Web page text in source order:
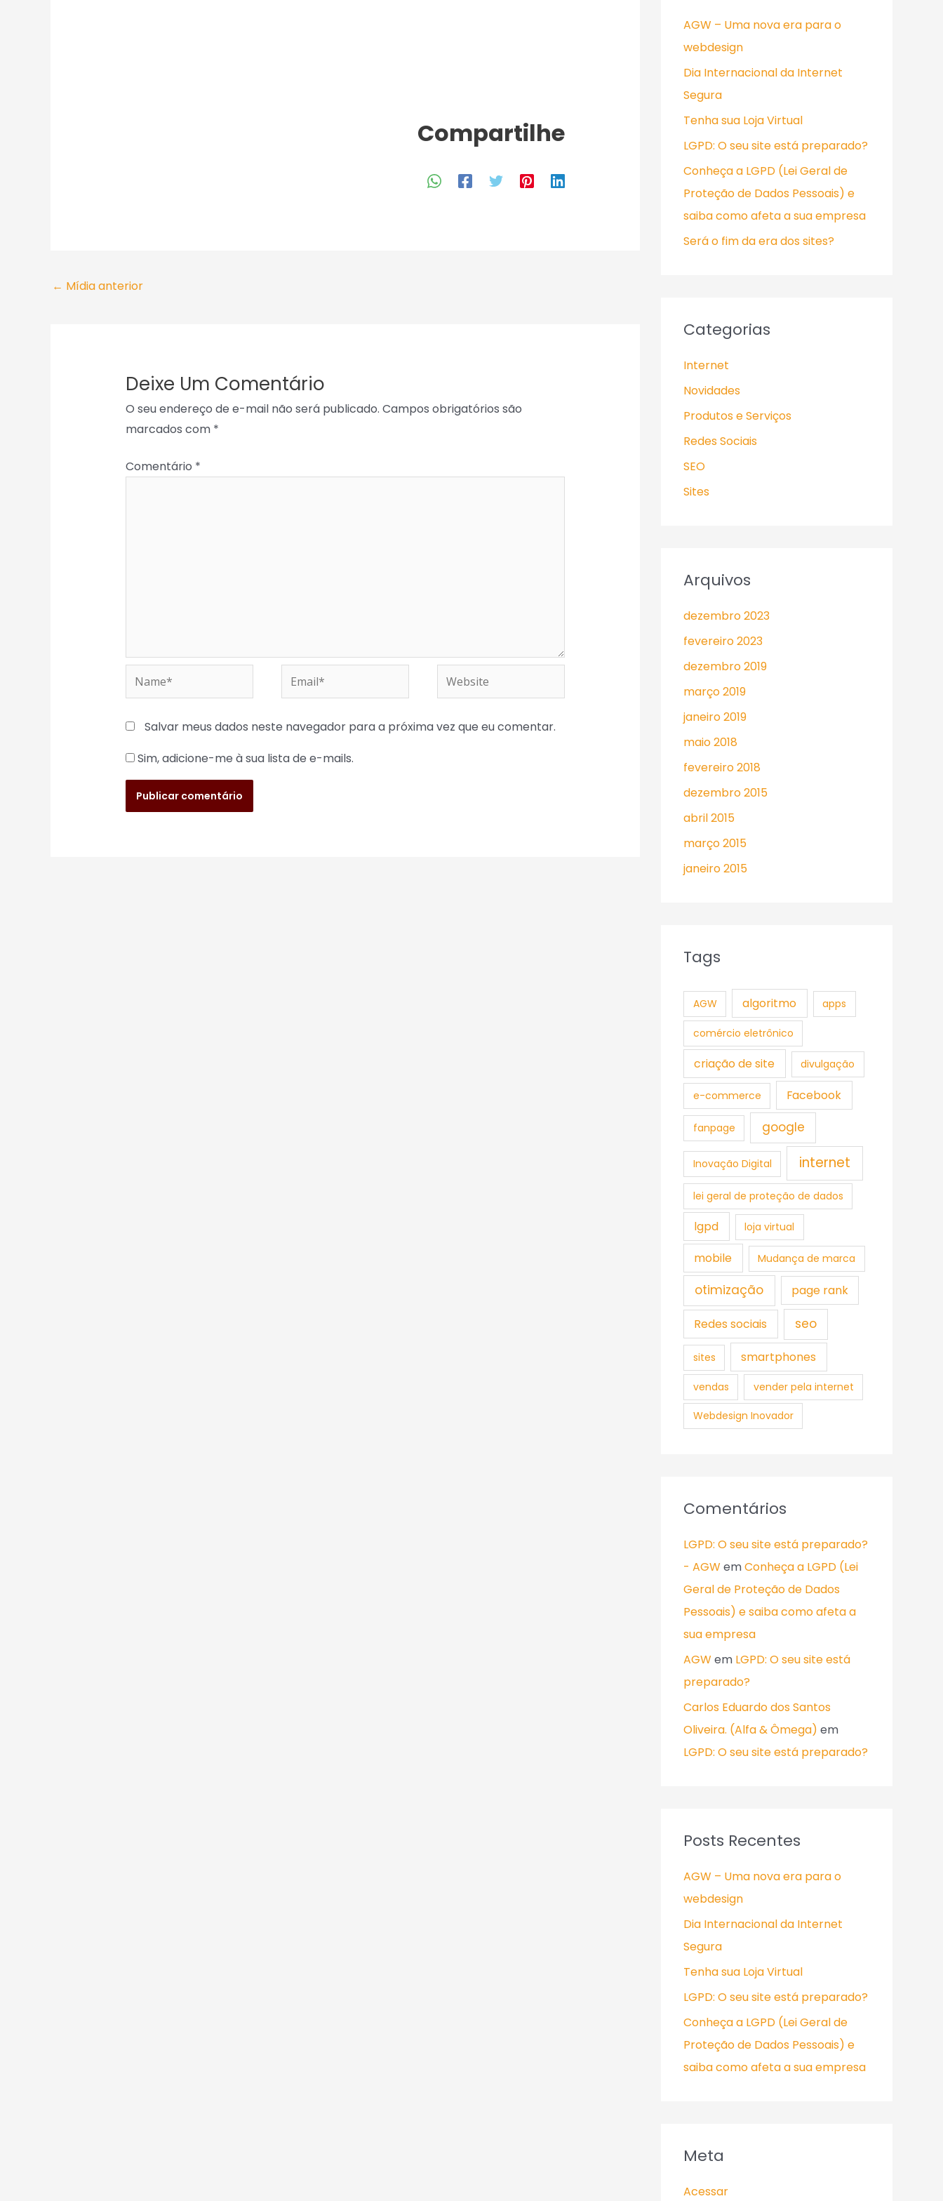
Compartilhe
← Mídia anterior
Deixe Um Comentário
O seu endereço de e-mail não será publicado. Campos obrigatórios são
marcados com *
Comentário *
Name* Email* Website
Salvar meus dados neste navegador para a próxima vez que eu comentar.
Sim, adicione-me à sua lista de e-mails.
s
a
r
p
o
r
:
AGW – Uma nova era para o
webdesign
Dia Internacional da Internet
Segura
Tenha sua Loja Virtual
LGPD: O seu site está preparado?
Conheça a LGPD (Lei Geral de
Proteção de Dados Pessoais) e
saiba como afeta a sua empresa
Será o fim da era dos sites?
Categorias
Internet
Novidades
Produtos e Serviços
Redes Sociais
SEO
Sites
Arquivos
dezembro 2023
fevereiro 2023
dezembro 2019
março 2019
janeiro 2019
maio 2018
fevereiro 2018
dezembro 2015
abril 2015
março 2015
janeiro 2015
Tags
AGW algoritmo apps
comércio eletrônico
criação de site divulgação
e-commerce Facebook
fanpage google
Inovação Digital internet
lei geral de proteção de dados
lgpd loja virtual
mobile Mudança de marca
otimização page rank
Redes sociais seo
sites smartphones
vendas vender pela internet
Webdesign Inovador
Comentários
LGPD: O seu site está preparado?
- AGWemConheça a LGPD (Lei
Geral de Proteção de Dados
Pessoais) e saiba como afeta a
sua empresa
AGWem LGPD: O seu site está
preparado?
Carlos Eduardo dos Santos
Oliveira. (Alfa & Ômega) em
LGPD: O seu site está preparado?
Posts Recentes
AGW – Uma nova era para o
webdesign
Dia Internacional da Internet
Segura
Tenha sua Loja Virtual
LGPD: O seu site está preparado?
Conheça a LGPD (Lei Geral de
Proteção de Dados Pessoais) e
saiba como afeta a sua empresa
Meta
Acessar